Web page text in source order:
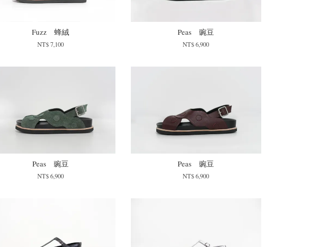
Fuzz 蜂絨
NT$ 7,100
Peas 豌豆
NT$ 6,900
Peas 豌豆
NT$ 6,900
Peas 豌豆
NT$ 6,900